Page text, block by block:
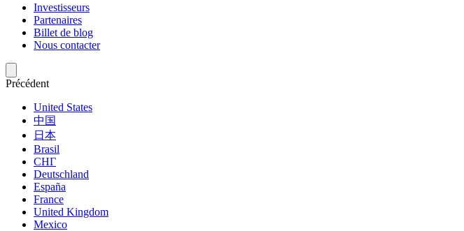
Investisseurs
Partenaires
Billet de blog
Nous contacter
Précédent
United States
中国
日本
Brasil
СНГ
Deutschland
España
France
United Kingdom
Mexico